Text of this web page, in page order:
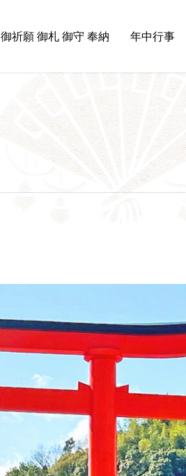
御祈願 御札 御守 奉納 年中行事